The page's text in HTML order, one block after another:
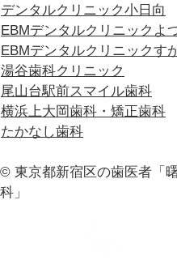
デンタルクリニック小日向
EBMデンタルクリニックよ
EBMデンタルクリニックす
湯谷歯科クリニック
尾山台駅前スマイル歯科
横浜上大岡歯科・矯正歯科
たかなし歯科
© 東京都新宿区の歯医者「
科」